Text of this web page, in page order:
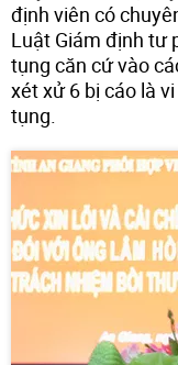
định viên có
Luật Giám định tư
tụng căn cứ vào
xét xử 6 bị cáo là
tụng.